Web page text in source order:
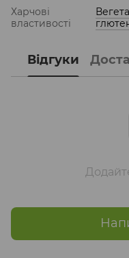
Харчові
властивості
Відгуки